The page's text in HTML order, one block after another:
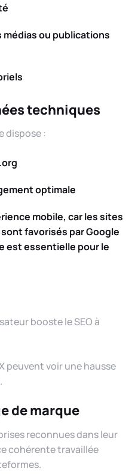
ou publications
techniques
dispose :
optimale
mobile, car les sites
favorisés par Google
est essentielle pour le
booste le SEO à
peuvent voir une hausse
de marque
reconnues dans leur
cohérente travaillée